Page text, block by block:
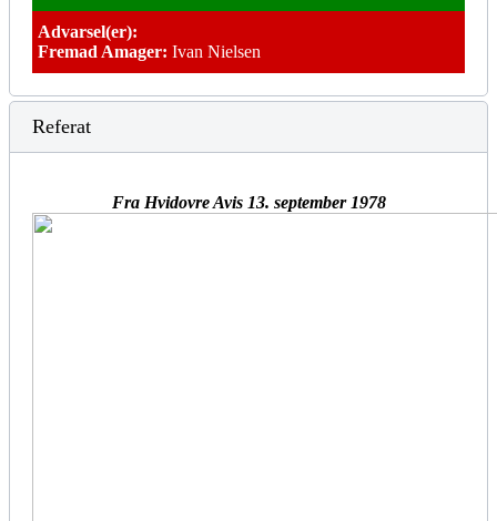
Advarsel(er):
Fremad Amager: Ivan Nielsen
Referat
Fra Hvidovre Avis 13. september 1978